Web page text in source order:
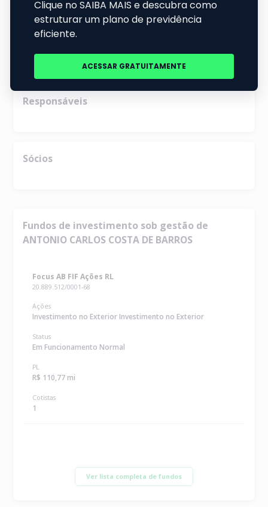
2024 2026
R$ 0
Os dados desta página levam em
consideração apenas
555 da CVM.
2024 2026
Os dados desta página levam em
Responsáveis
Sócios
Fundos de investimento sob gestão de
ANTONIO CARLOS COSTA DE BARROS
Focus AB FIF Ações RL
20.889.512/0001-68
Ações
Investimento no Exterior Investimento no Exterior
Status
Em Funcionamento Normal
PL
R$ 110,77 mi
Cotistas
1
Ver lista completa de fundos